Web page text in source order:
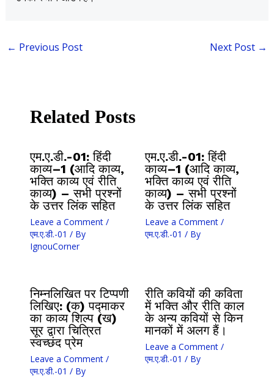
← Previous Post Next Post →
Related Posts
एम.ए.डी.-01: हिंदी
काव्य–1 (आदि काव्य,
भक्ति काव्य एवं रीति
काव्य) – सभी प्रश्नों
के उत्तर लिंक सहित
Leave a Comment /
एम.ए.डी.-01 / By
IgnouCorner
एम.ए.डी.-01: हिंदी
काव्य–1 (आदि काव्य,
भक्ति काव्य एवं रीति
काव्य) – सभी प्रश्नों
के उत्तर लिंक सहित
Leave a Comment /
एम.ए.डी.-01 / By
निम्नलिखित पर टिप्पणी
लिखिए: (क) पद्माकर
का काव्य शिल्प (ख)
सूर द्वारा चित्रित
स्वच्छंद प्रेम
Leave a Comment /
एम.ए.डी.-01 / By
रीति कवियों की कविता
में भक्ति और रीति काल
के अन्य कवियों से किन
मानकों में अलग हैं।
Leave a Comment /
एम.ए.डी.-01 / By